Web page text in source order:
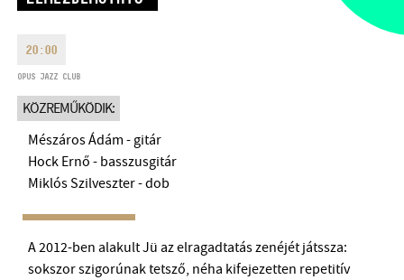
EMAIL
OPUS JAZZ CLUB
20:00
OPUS JAZZ CLUB
KÖZREMŰKÖDIK:
Mészáros Ádám - gitár
Hock Ernő - basszusgitár
Miklós Szilveszter - dob
A 2012-ben alakult Jü az elragadtatás zenéjét játssza:
sokszor szigorúnak tetsző, néha kifejezetten repetitív